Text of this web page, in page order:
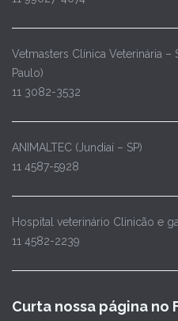
Vetmasters Clínica Veterinária –
Paulo)
11 3082-3532
ANIMALTEC (Jundiaí – SP)
11 4587-5928
Hospital veterinário Clinicão e
11 4582-2239
Curta nossa página no